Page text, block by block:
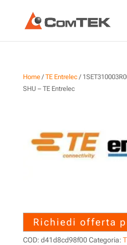
Home/ TE Entrelec/
SHU – TE Entrelec
Richiedi offerta
COD: d41d8cd98f00 Categoria: